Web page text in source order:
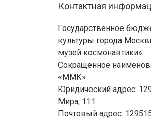
Контактная
Государственное
культуры города
музей космонавтики»
Сокращенное
«ММК»
Юридический адрес:
Мира, 111
Почтовый адрес: